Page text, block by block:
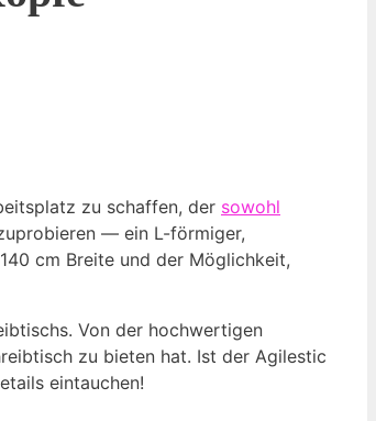
zu schaffen, der sowohl
— ein L-förmiger,
cm Breite und der Möglichkeit,
Von der hochwertigen
zu bieten hat. Ist der Agilestic
eintauchen!